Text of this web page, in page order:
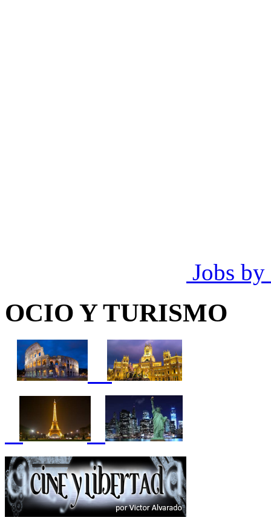
Jobs by
OCIO Y TURISMO